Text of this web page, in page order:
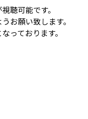
聴可能です。
お願い致します。
っております。